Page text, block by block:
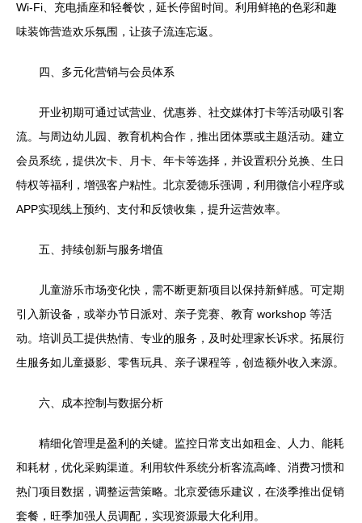
Wi-Fi、充电插座和轻餐饮，延长停留时间。利用鲜艳的色彩和趣
味装饰营造欢乐氛围，让孩子流连忘返。
四、多元化营销与会员体系
开业初期可通过试营业、优惠券、社交媒体打卡等活动吸引客
流。与周边幼儿园、教育机构合作，推出团体票或主题活动。建立
会员系统，提供次卡、月卡、年卡等选择，并设置积分兑换、生日
特权等福利，增强客户粘性。北京爱德乐强调，利用微信小程序或
APP实现线上预约、支付和反馈收集，提升运营效率。
五、持续创新与服务增值
儿童游乐市场变化快，需不断更新项目以保持新鲜感。可定期
引入新设备，或举办节日派对、亲子竞赛、教育 workshop 等活
动。培训员工提供热情、专业的服务，及时处理家长诉求。拓展衍
生服务如儿童摄影、零售玩具、亲子课程等，创造额外收入来源。
六、成本控制与数据分析
精细化管理是盈利的关键。监控日常支出如租金、人力、能耗
和耗材，优化采购渠道。利用软件系统分析客流高峰、消费习惯和
热门项目数据，调整运营策略。北京爱德乐建议，在淡季推出促销
套餐，旺季加强人员调配，实现资源最大化利用。